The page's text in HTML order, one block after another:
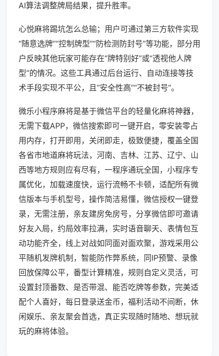
AI算法调整牌局结果，提升胜率。
心悦麻将踢坑怎么总输；用户可通过第三方软件实现
“随意选牌”“控制牌型”“防检测防封号”等功能，部分用
户反映其他玩家可能存在“牌特别好”或“透视他人牌
型”的情况。这些工具通过后台运行、自动连接等技
术手段实现不平公，且“安全性高”“不被封号”。
微乐小程序麻将是基于微信平台的轻量化麻将神器，
无需下载APP，微信搜索即可一键开启，零安装零占
用内存，打开即用，关闭即走，极致便捷，覆盖全国
各省市地道麻将玩法，河南、吉林、江苏、辽宁、山
西等地方规则应有尽有，一程序通玩全国，小程序专
属优化，加载速度快，运行流畅不卡顿，适配所有微
信版本与手机型号，操作简洁易懂，微信授权一键登
录，无需注册，亲友建房免房号，分享微信即可邀请
好友入局，约局效率拉满，实时语音聊天、表情包互
动功能齐全，线上对战如同面对面欢聚，游戏采用公
平随机发牌机制，智能防作弊系统，同IP预警、录像
回放保障公平，番型计算精准，规则自定义灵活，可
设置封顶番数、是否带混、能否吃牌等参数，完美适
配个人喜好，每日登录送金币，福利活动不间断，休
闲娱乐、亲友聚会首选，真正实现随时随地、想玩就
玩的麻将体验。